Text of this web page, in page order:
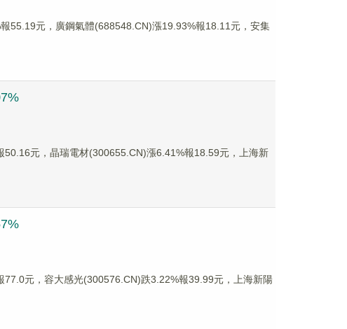
55.19元，廣鋼氣體(688548.CN)漲19.93%報18.11元，安集
元，晶瑞電材(300655.CN)漲6.41%報18.59元，上海新
元，容大感光(300576.CN)跌3.22%報39.99元，上海新陽